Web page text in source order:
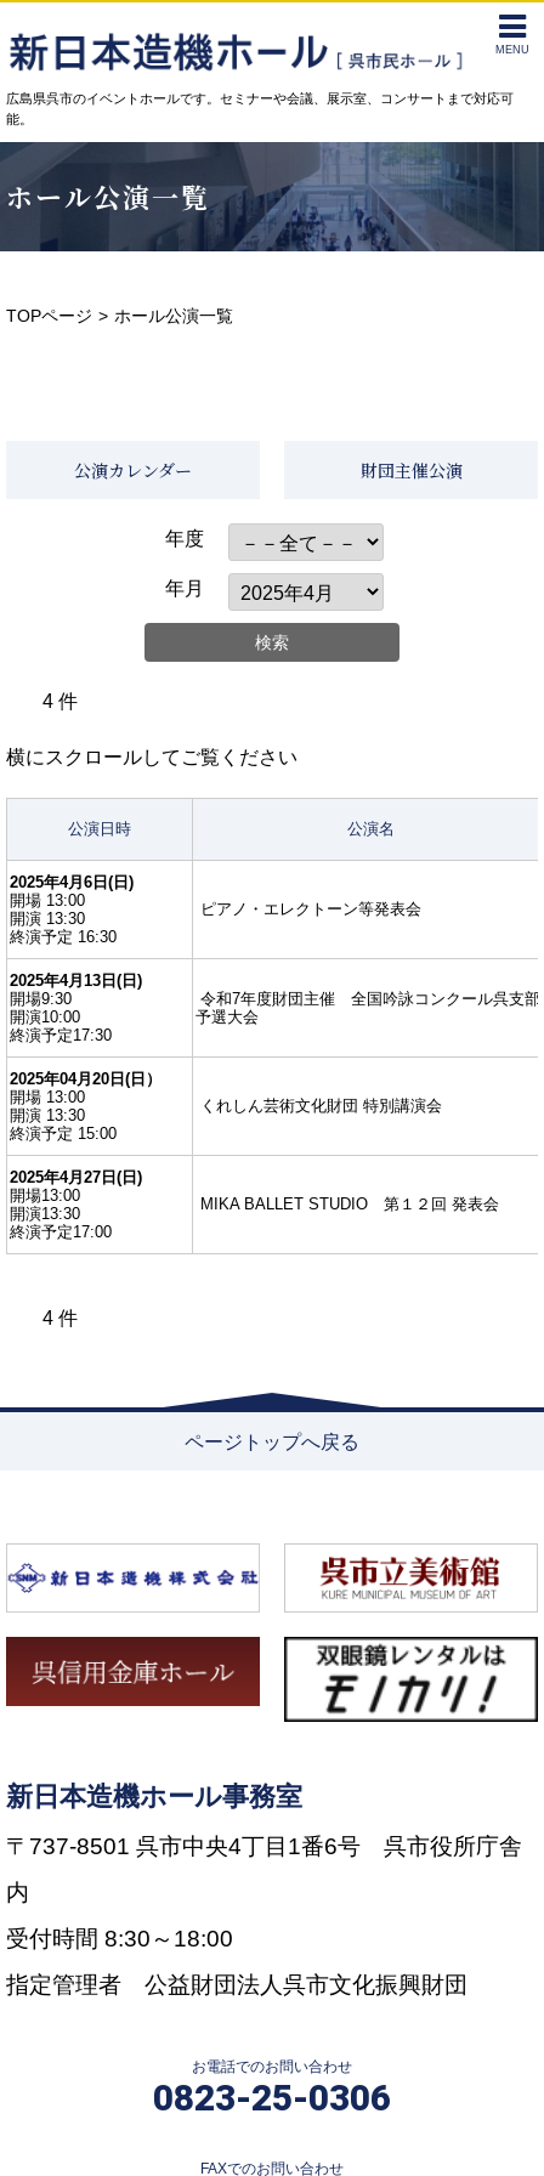
広島県呉市のイベントホールです。セミナーや会議、展示室、コンサートまで対応可
能。
ホール公演一覧
TOPページ ホール公演一覧
公演カレンダー 財団主催公演
年度
年月
4 件
横にスクロールしてご覧ください
公演日時 公演名
2025年4月6日(日)
開場 13:00
開演 13:30
終演予定 16:30
ピアノ・エレクトーン等発表会
2025年4月13日(日)
開場9:30
開演10:00
終演予定17:30
令和7年度財団主催 全国吟詠コンクール呉支部
予選大会
2025年04月20日(日）
開場 13:00
開演 13:30
終演予定 15:00
くれしん芸術文化財団 特別講演会
2025年4月27日(日)
開場13:00
開演13:30
終演予定17:00
MIKA BALLET STUDIO 第１２回 発表会
4 件
ページトップへ戻る
新日本造機ホール事務室
〒737-8501 呉市中央4丁目1番6号 呉市役所庁舎
内
受付時間 8:30～18:00
指定管理者 公益財団法人呉市文化振興財団
お電話でのお問い合わせ
0823-25-0306
FAXでのお問い合わせ
MENU